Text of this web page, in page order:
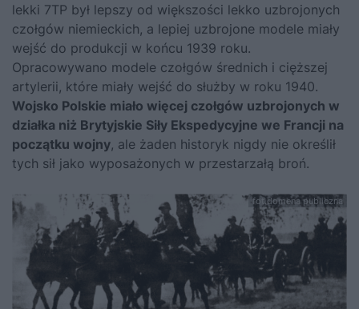
lekki 7TP był lepszy od większości lekko uzbrojonych
czołgów niemieckich, a lepiej uzbrojone modele miały
wejść do produkcji w końcu 1939 roku.
Opracowywano modele czołgów średnich i cięższej
artylerii, które miały wejść do służby w roku 1940.
Wojsko Polskie miało więcej czołgów uzbrojonych w
działka niż Brytyjskie Siły Ekspedycyjne we Francji na
początku wojny, ale żaden historyk nigdy nie określił
tych sił jako wyposażonych w przestarzałą broń.
fot.domena publiczna